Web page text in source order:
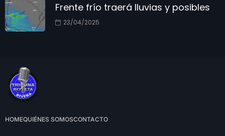
Frente frío traerá lluvias y posibles
23/04/2025
HOMEQUIÉNES SOMOSCONTACTO